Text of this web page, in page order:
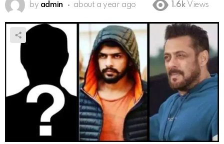
by admin about a year ago 1.6k Views